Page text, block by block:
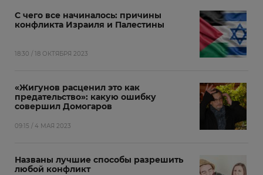
С чего все начиналось: причины
конфликта Израиля и Палестины
18:30 / 18 ОКТЯБРЯ 2023
«Жигунов расценил это как
предательство»: какую ошибку
совершил Домогаров
09:15 / 4 МАЯ 2023
Названы лучшие способы разрешить
любой конфликт